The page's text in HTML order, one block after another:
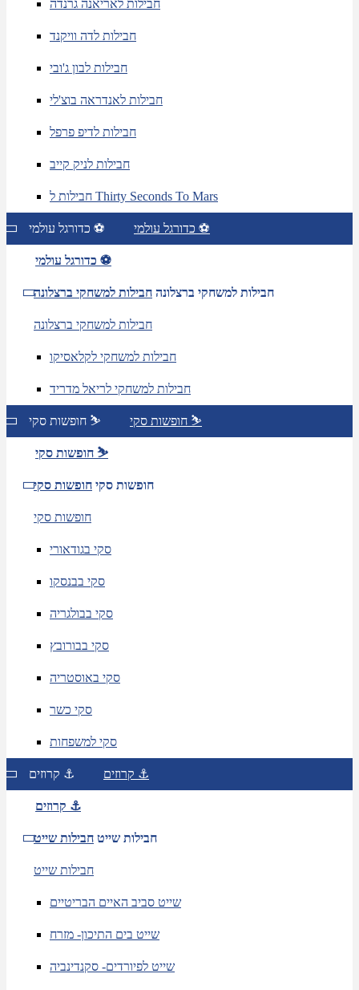
חבילות לאריאנה גרנדה
חבילות לדה וויקנד
חבילות לבון ג'ובי
חבילות לאנדראה בוצ'לי
חבילות לדיפ פרפל
חבילות לניק קייב
חבילות ל Thirty Seconds To Mars
כדורגל עולמי ⚽ כדורגל עולמי ⚽
כדורגל עולמי ⚽
חבילות למשחקי ברצלונה חבילות למשחקי ברצלונה
חבילות למשחקי ברצלונה
חבילות למשחקי לקלאסיקו
חבילות למשחקי לריאל מדריד
חופשות סקי ⛷️ חופשות סקי ⛷️
חופשות סקי ⛷️
חופשות סקי חופשות סקי
חופשות סקי
סקי בגודאורי
סקי בבנסקו
סקי בבולגריה
סקי בבורובץ
סקי באוסטריה
סקי כשר
סקי למשפחות
קרוזים ⚓ קרוזים ⚓
קרוזים ⚓
חבילות שייט חבילות שייט
חבילות שייט
שייט סביב האיים הבריטיים
שייט בים התיכון- מזרח
שייט לפיורדים- סקנדינביה